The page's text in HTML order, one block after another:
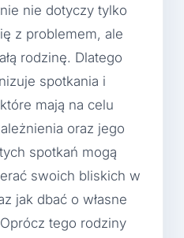
nie dotyczy tylko
z problemem, ale
rodzinę. Dlatego
spotkania i
mają na celu
oraz jego
spotkań mogą
swoich bliskich w
jak dbać o własne
tego rodziny